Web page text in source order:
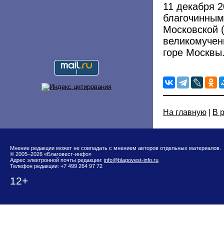
11 декабря
Московской
горе
На главную | В
Мнение редакции может не совпадать с мнением авторов отдельных материалов.
© 2005–2026 «Благовест-инфо»
Адрес электронной почты редакции: info@blagovest-info.ru
Телефон редакции: +7 499 264 97 72
12+